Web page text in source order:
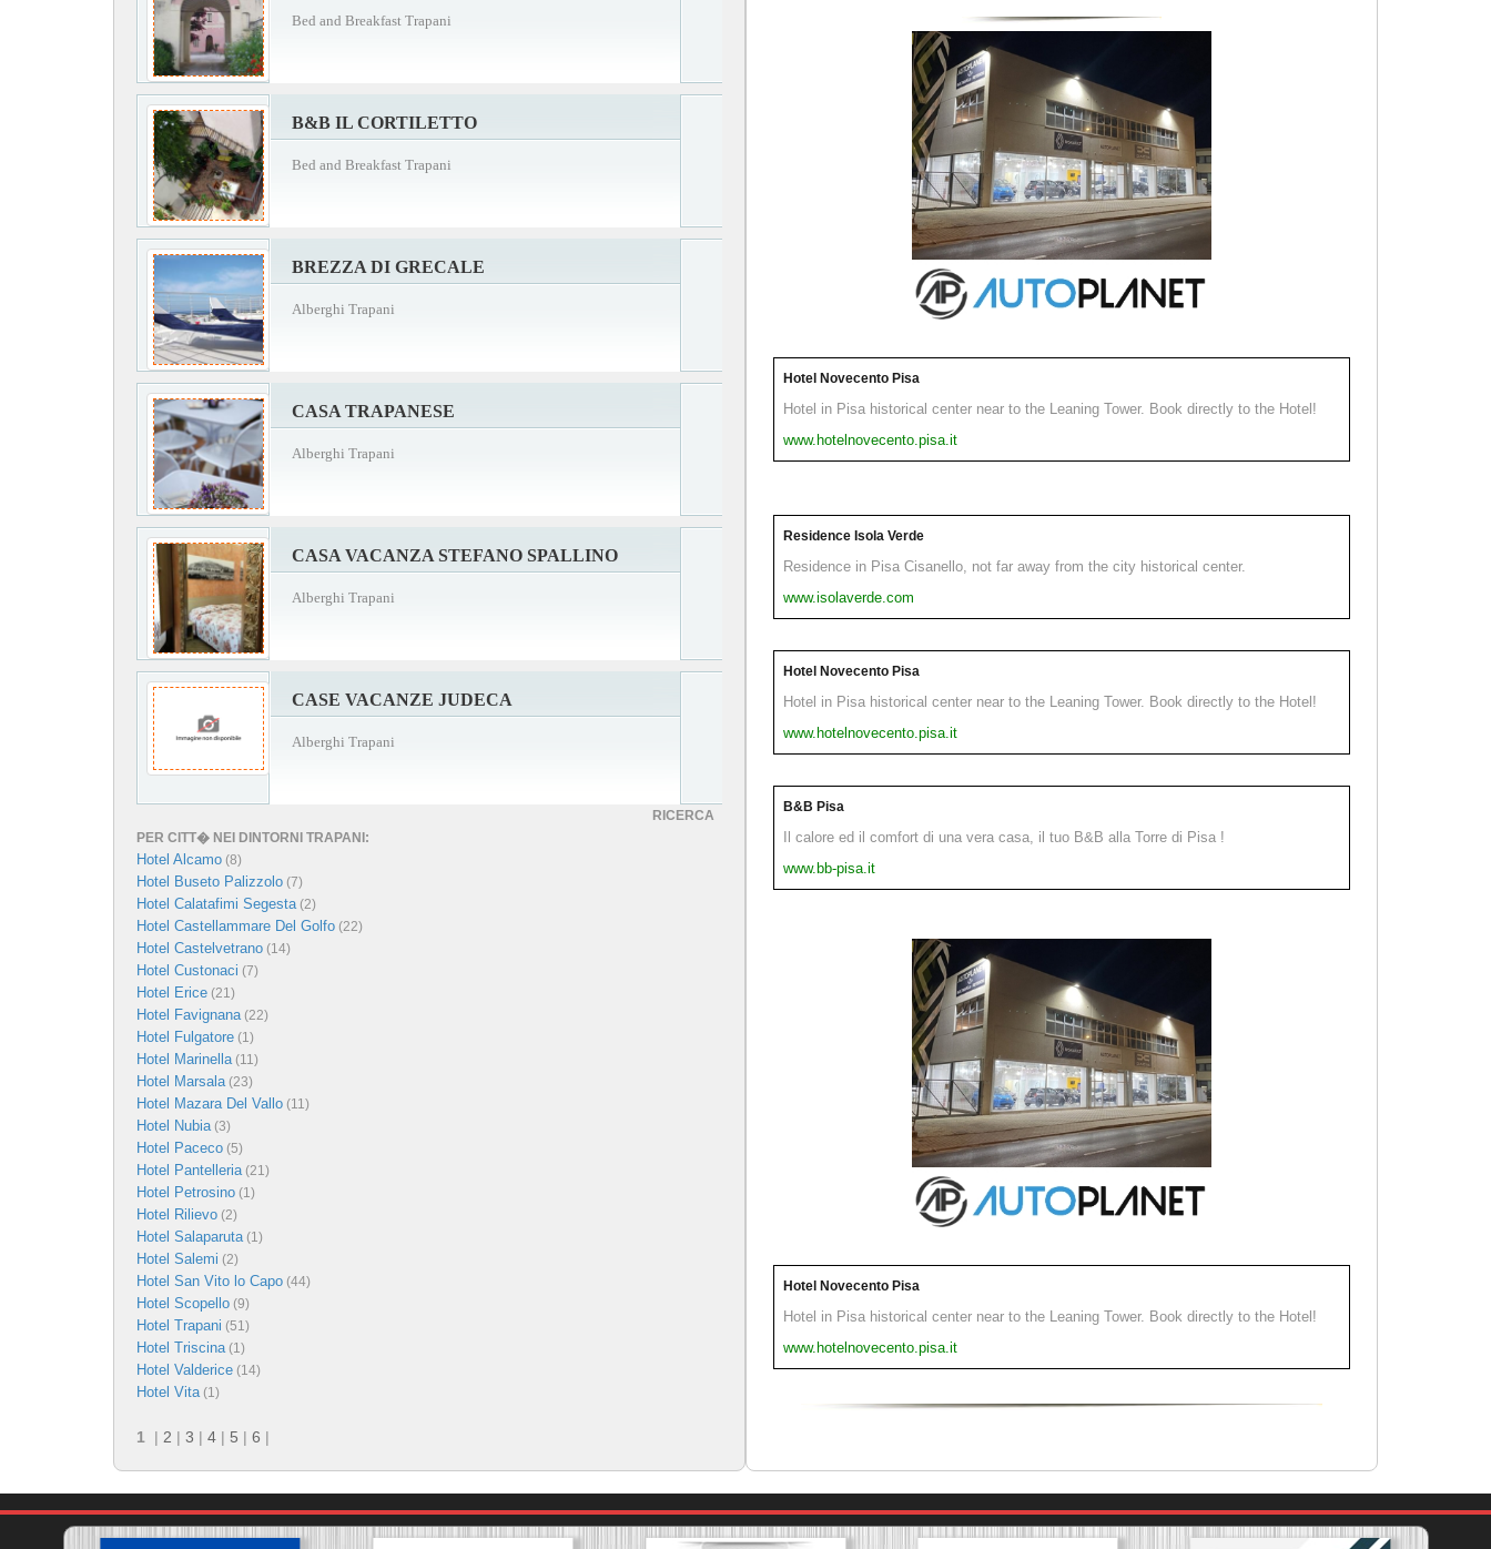
Bed and Breakfast Trapani
B&B IL CORTILETTO
Bed and Breakfast Trapani
BREZZA DI GRECALE
Alberghi Trapani
CASA TRAPANESE
Alberghi Trapani
CASA VACANZA STEFANO SPALLINO
Alberghi Trapani
CASE VACANZE JUDECA
Alberghi Trapani
RICERCA
PER CITT� NEI DINTORNI TRAPANI:
Hotel Alcamo (8)
Hotel Buseto Palizzolo (7)
Hotel Calatafimi Segesta(2)
Hotel Castellammare Del Golfo (22)
Hotel Castelvetrano (14)
Hotel Custonaci (7)
Hotel Erice (21)
Hotel Favignana(22)
Hotel Fulgatore (1)
Hotel Marinella(11)
Hotel Marsala(23)
Hotel Mazara Del Vallo (11)
Hotel Nubia(3)
Hotel Paceco (5)
Hotel Pantelleria(21)
Hotel Petrosino (1)
Hotel Rilievo (2)
Hotel Salaparuta(1)
Hotel Salemi (2)
Hotel San Vito lo Capo (44)
Hotel Scopello (9)
Hotel Trapani (51)
Hotel Triscina(1)
Hotel Valderice (14)
Hotel Vita(1)
1 | 2 | 3 | 4 | 5 | 6 |
Hotel Novecento Pisa
Hotel in Pisa historical center near to the Leaning Tower. Book directly to the Hotel!
www.hotelnovecento.pisa.it
Residence Isola Verde
Residence in Pisa Cisanello, not far away from the city historical center.
www.isolaverde.com
Hotel Novecento Pisa
Hotel in Pisa historical center near to the Leaning Tower. Book directly to the Hotel!
www.hotelnovecento.pisa.it
B&B Pisa
Il calore ed il comfort di una vera casa, il tuo B&B alla Torre di Pisa !
www.bb-pisa.it
Hotel Novecento Pisa
Hotel in Pisa historical center near to the Leaning Tower. Book directly to the Hotel!
www.hotelnovecento.pisa.it